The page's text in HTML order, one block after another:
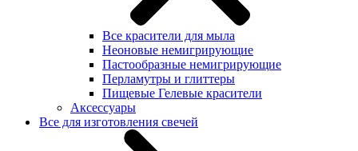
Все красители для мыла
Неоновые немигрирующие
Пастообразные немигрирующие
Перламутры и глиттеры
Пищевые Гелевые красители
Аксессуары
Все для изготовления свечей